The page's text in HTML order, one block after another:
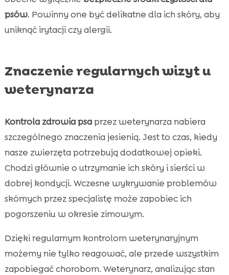
psów. Powinny one być delikatne dla ich skóry, aby
uniknąć irytacji czy alergii.
Znaczenie regularnych wizyt u
weterynarza
Kontrola zdrowia psaprzez weterynarza nabiera
szczególnego znaczenia jesienią. Jest to czas, kiedy
nasze zwierzęta potrzebują dodatkowej opieki.
Chodzi głównie o utrzymanie ich skóry i sierści w
dobrej kondycji. Wczesne wykrywanie problemów
skórnych przez specjalistę może zapobiec ich
pogorszeniu w okresie zimowym.
Dzięki regularnym kontrolom weterynaryjnym
możemy nie tylko reagować, ale przede wszystkim
zapobiegać chorobom. Weterynarz, analizując stan